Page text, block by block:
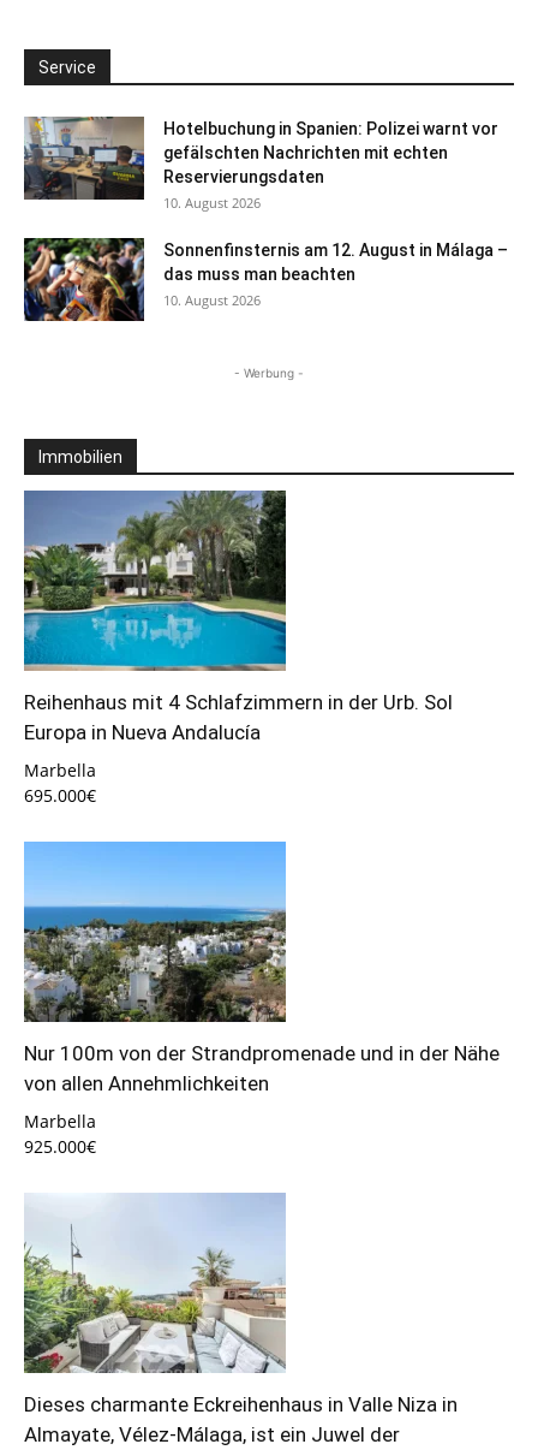
Service
Hotelbuchung in Spanien: Polizei warnt vor
gefälschten Nachrichten mit echten
Reservierungsdaten
10. August 2026
Sonnenfinsternis am 12. August in Málaga –
das muss man beachten
10. August 2026
- Werbung -
Immobilien
Reihenhaus mit 4 Schlafzimmern in der Urb. Sol
Europa in Nueva Andalucía
Marbella
695.000€
Nur 100m von der Strandpromenade und in der Nähe
von allen Annehmlichkeiten
Marbella
925.000€
Dieses charmante Eckreihenhaus in Valle Niza in
Almayate, Vélez-Málaga, ist ein Juwel der